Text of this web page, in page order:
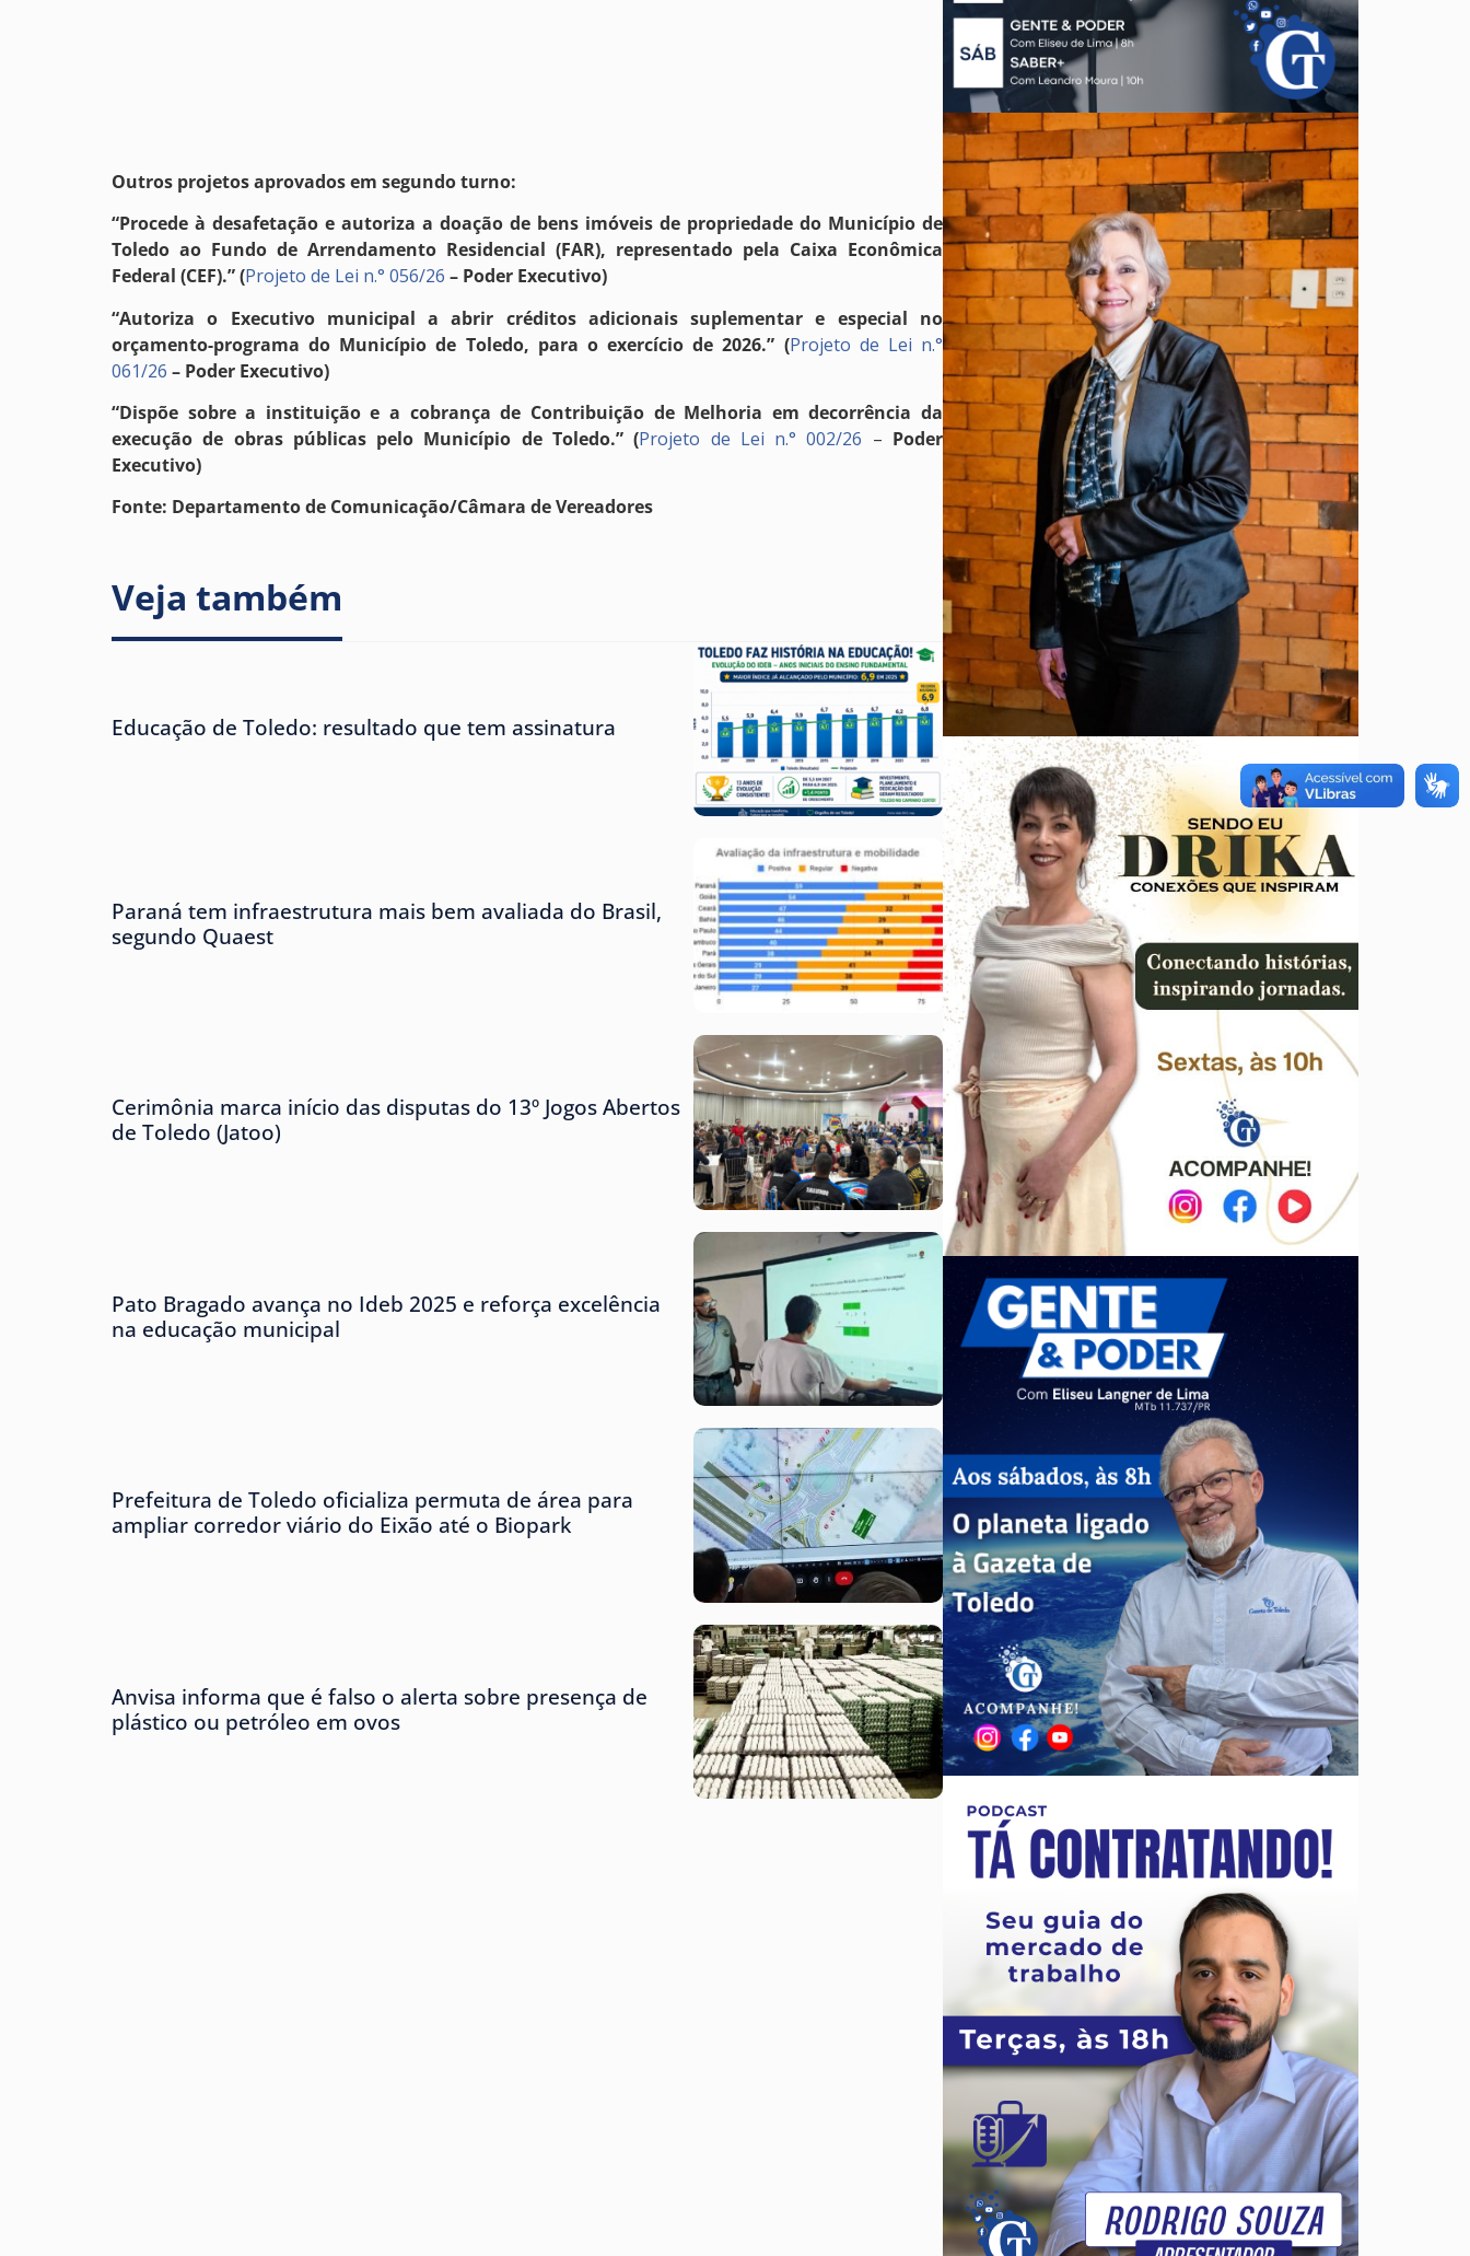
Outros projetos aprovados em segundo turno:
“Procede à desafetação e autoriza a doação de bens imóveis de propriedade do Município de
Toledo ao Fundo de Arrendamento Residencial (FAR), representado pela Caixa Econômica
Federal (CEF).” (Projeto de Lei n.° 056/26 – Poder Executivo)
“Autoriza o Executivo municipal a abrir créditos adicionais suplementar e especial no
orçamento-programa do Município de Toledo, para o exercício de 2026.” (Projeto de Lei n.°
061/26 – Poder Executivo)
“Dispõe sobre a instituição e a cobrança de Contribuição de Melhoria em decorrência da
execução de obras públicas pelo Município de Toledo.” (Projeto de Lei n.° 002/26 – Poder
Executivo)
Fonte: Departamento de Comunicação/Câmara de Vereadores
Veja também
Educação de Toledo: resultado que tem assinatura
Paraná tem infraestrutura mais bem avaliada do Brasil,
segundo Quaest
Cerimônia marca início das disputas do 13º Jogos Abertos
de Toledo (Jatoo)
Pato Bragado avança no Ideb 2025 e reforça excelência
na educação municipal
Prefeitura de Toledo oficializa permuta de área para
ampliar corredor viário do Eixão até o Biopark
Anvisa informa que é falso o alerta sobre presença de
plástico ou petróleo em ovos